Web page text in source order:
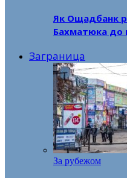
Як Ощадбанк
Бахматюка до
Заграница
За рубежом